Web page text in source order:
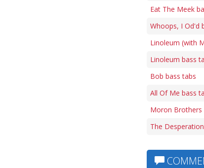
Eat The Meek
Whoops, I Od'd
Linoleum (with
Linoleum bass
Bob bass tabs
All Of Me bass
Moron Brothers
The